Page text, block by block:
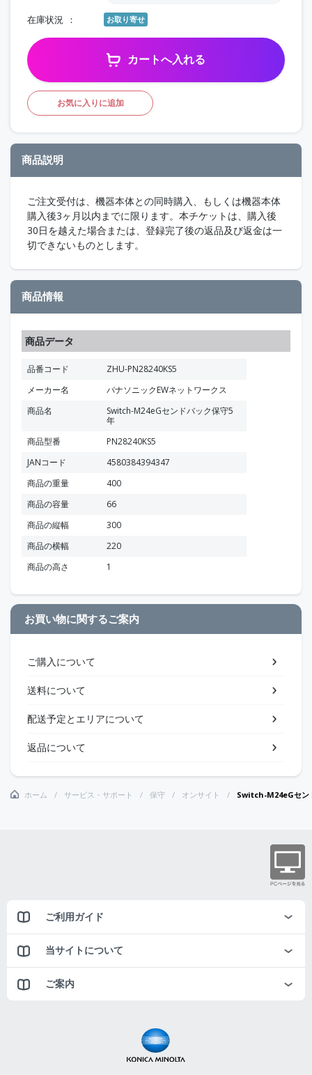
在庫状況 お取り寄せ
カートへ入れる
お気に入りに追加
商品説明
ご注文受付は、機器本体との同時購入、もしくは機器本体
購入後3ヶ月以内までに限ります。本チケットは、購入後
30日を越えた場合または、登録完了後の返品及び返金は一
切できないものとします。
商品情報
商品データ
品番コード
ZHU-PN28240KS5
メーカー名
パナソニックEWネットワークス
商品名
Switch-M24eGセンドバック保守5
年
商品型番
PN28240KS5
JANコード
4580384394347
商品の重量
400
商品の容量
66
商品の縦幅
300
商品の横幅
220
商品の高さ
1
お買い物に関するご案内
ご購入について
送料について
配送予定とエリアについて
返品について
ホーム サービス・サポート 保守 オンサイト Switch-M24eGセン
ご利用ガイド
当サイトについて
ご案内